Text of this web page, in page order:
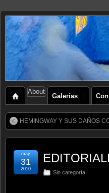
About
Galerías
HEMINGWAY Y SUS DAÑOS
Sin categoría
may
31
2010